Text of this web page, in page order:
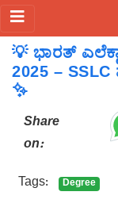
💡 ಭಾರತ್
2025 –
✨
Share
on:
Tags: Degree